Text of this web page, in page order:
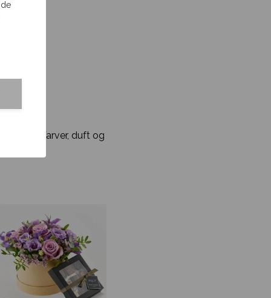
Farver, duft og